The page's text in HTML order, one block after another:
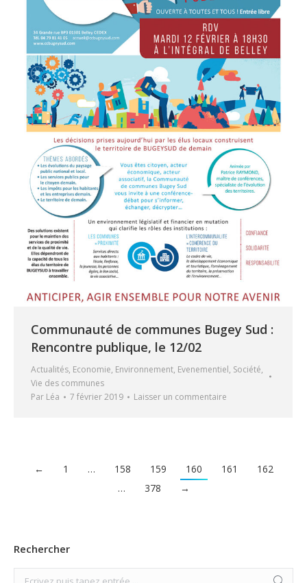
Communauté de communes Bugey Sud :
Rencontre publique, le 12/02
Actualités, Economie, Environnement, Evenementiel, Société,
Vie des communes
Par Léa 7 février 2019 Laisser un commentaire
← 1 … 158 159 160 161
162
…
378 →
Rechercher
Search: